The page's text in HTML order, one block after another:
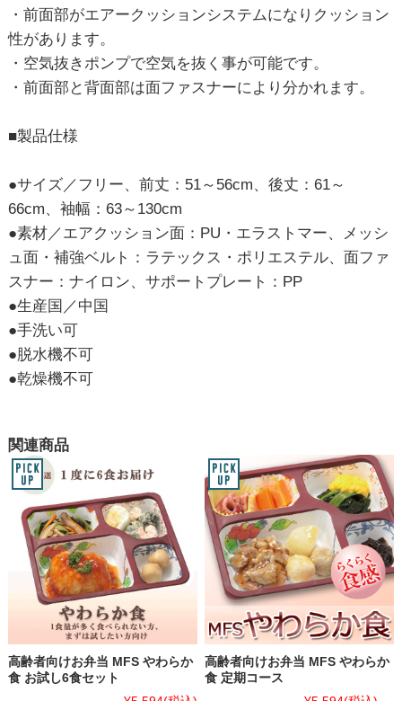
・前面部がエアークッションシステムになりクッション
性があります。
・空気抜きポンプで空気を抜く事が可能です。
・前面部と背面部は面ファスナーにより分かれます。
■製品仕様
●サイズ／フリー、前丈：51～56cm、後丈：61～
66cm、袖幅：63～130cm
●素材／エアクッション面：PU・エラストマー、メッシ
ュ面・補強ベルト：ラテックス・ポリエステル、面ファ
スナー：ナイロン、サポートプレート：PP
●生産国／中国
●手洗い可
●脱水機不可
●乾燥機不可
関連商品
高齢者向けお弁当 MFS やわらか
食 お試し6食セット
高齢者向けお弁当 MFS やわらか
食 定期コース